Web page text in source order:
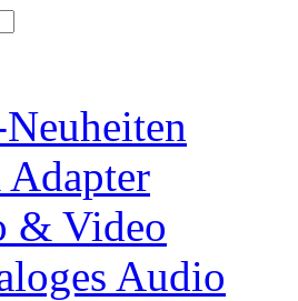
& Video
Audio